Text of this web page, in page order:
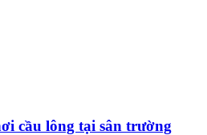
cầu lông tại sân trường